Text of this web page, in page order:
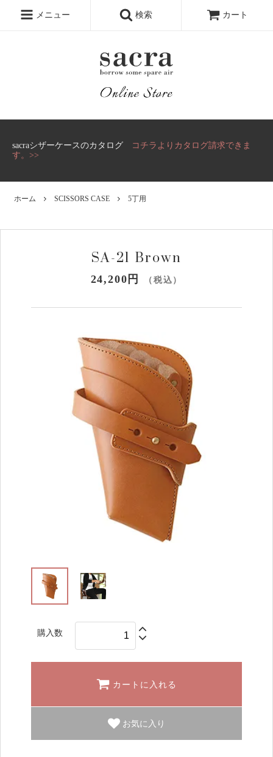
sacraシザーケースのカタログ
コチラよりカタログ請求できま
す。>>
メニュー 検索 カート
ホーム SCISSORS CASE 5丁用
SA-21 Brown
24,200円 （税込）
購入数
カートに入れる
お気に入り